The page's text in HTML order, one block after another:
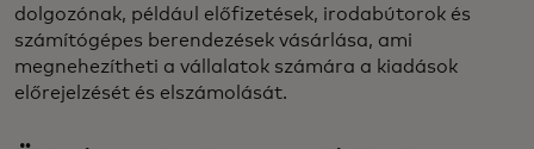
dolgozónak, például előfizetések, irodabútorok és
számítógépes berendezések vásárlása, ami
megnehezítheti a vállalatok számára a kiadások
előrejelzését és elszámolását.